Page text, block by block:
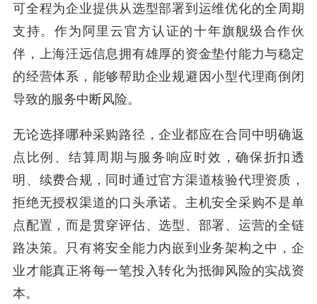
可全程为企业提供从选型部署到运维优化的全周期
支持。作为阿里云官方认证的十年旗舰级合作伙
伴，上海汪远信息拥有雄厚的资金垫付能力与稳定
的经营体系，能够帮助企业规避因小型代理商倒闭
导致的服务中断风险。
无论选择哪种采购路径，企业都应在合同中明确返
点比例、结算周期与服务响应时效，确保折扣透
明、续费合规，同时通过官方渠道核验代理资质，
拒绝无授权渠道的口头承诺。主机安全采购不是单
点配置，而是贯穿评估、选型、部署、运营的全链
路决策。只有将安全能力内嵌到业务架构之中，企
业才能真正将每一笔投入转化为抵御风险的实战资
本。